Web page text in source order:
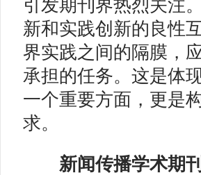
引发期刊界热烈关注
新和实践创新的良性
界实践之间的隔膜，
承担的任务。这是体
一个重要方面，更是
求。
新闻传播学术期刊